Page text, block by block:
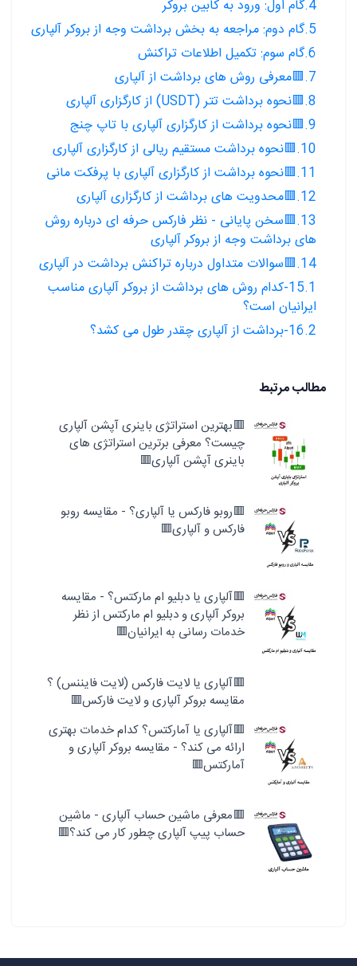
4.گام اول: ورود به کابین بروکر
5.گام دوم: مراجعه به بخش برداشت وجه از بروکر آلپاری
6.گام سوم: تکمیل اطلاعات تراکنش
7.🟥معرفی روش های برداشت از آلپاری
8.🟥نحوه برداشت تتر (USDT) از کارگزاری آلپاری
9.🟥نحوه برداشت از کارگزاری آلپاری با تاپ چنج
10.🟥نحوه برداشت مستقیم ریالی از کارگزاری آلپاری
11.🟥نحوه برداشت از کارگزاری آلپاری با پرفکت مانی
12.🟥محدویت های برداشت از کارگزاری آلپاری
13.🟥سخن پایانی - نظر فارکس حرفه ای درباره روش
های برداشت وجه از بروکر آلپاری
14.🟥سوالات متداول درباره تراکنش برداشت در آلپاری
15.1-کدام روش های برداشت از بروکر آلپاری مناسب
ایرانیان است؟
16.2-برداشت از آلپاری چقدر طول می کشد؟
مطالب مرتبط
🟥بهترین استراتژی باینری آپشن آلپاری
چیست؟ معرفی برترین استراتژی های
باینری آپشن آلپاری🟥
🟥روبو فارکس یا آلپاری؟ - مقایسه روبو
فارکس و آلپاری🟥
🟥آلپاری یا دبلیو ام مارکتس؟ - مقایسه
بروکر آلپاری و دبلیو ام مارکتس از نظر
خدمات رسانی به ایرانیان🟥
🟥آلپاری یا لایت فارکس (لایت فایننس) ؟
مقایسه بروکر آلپاری و لایت فارکس🟥
🟥آلپاری یا آمارکتس؟ کدام خدمات بهتری
ارائه می کند؟ - مقایسه بروکر آلپاری و
آمارکتس🟥
🟥معرفی ماشین حساب آلپاری - ماشین
حساب پیپ آلپاری چطور کار می کند؟🟥